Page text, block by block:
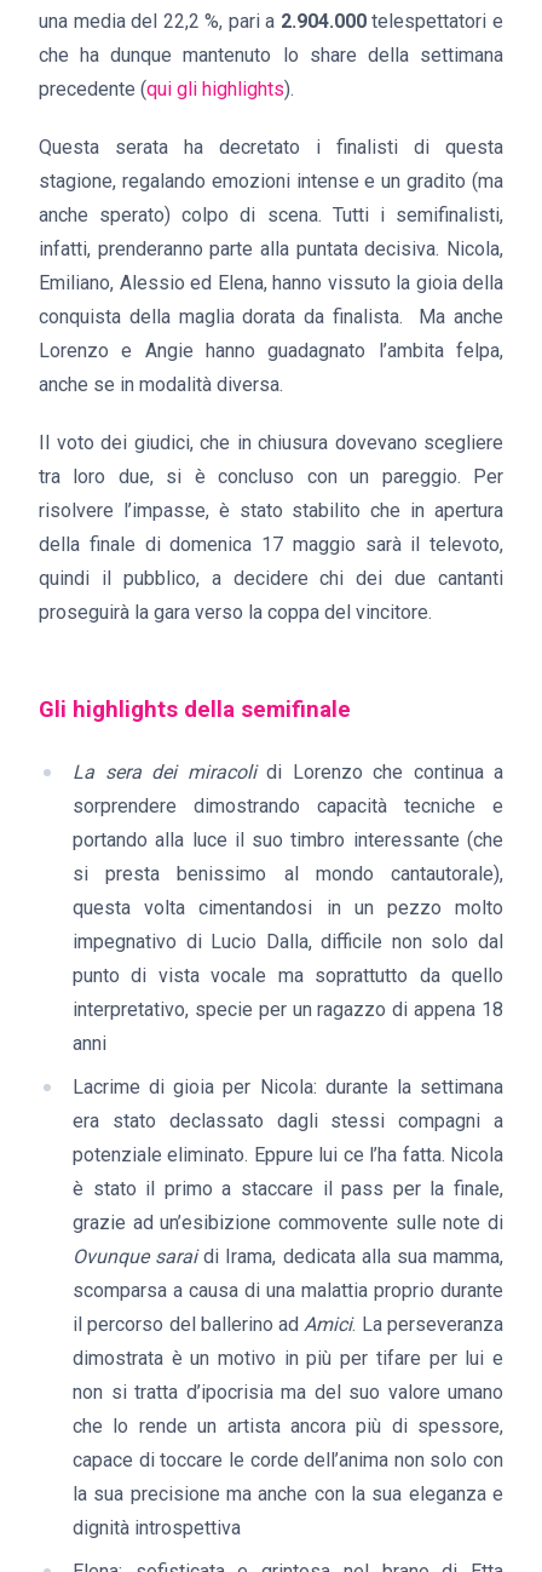
una media del 22,2 %, pari a 2.904.000telespettatori e
che ha dunque mantenuto lo share della settimana
precedente (qui gli highlights).
Questa serata ha decretato i finalisti di questa
stagione, regalando emozioni intense e un gradito (ma
anche sperato) colpo di scena. Tutti i semifinalisti,
infatti, prenderanno parte alla puntata decisiva. Nicola,
Emiliano, Alessio ed Elena, hanno vissuto la gioia della
conquista della maglia dorata da finalista. Ma anche
Lorenzo e Angie hanno guadagnato l’ambita felpa,
anche se in modalità diversa.
Il voto dei giudici, che in chiusura dovevano scegliere
tra loro due, si è concluso con un pareggio. Per
risolvere l’impasse, è stato stabilito che in apertura
della finale di domenica 17 maggio sarà il televoto,
quindi il pubblico, a decidere chi dei due cantanti
proseguirà la gara verso la coppa del vincitore.
Gli highlights della semifinale
La sera dei miracolidi Lorenzo che continua a
sorprendere dimostrando capacità tecniche e
portando alla luce il suo timbro interessante (che
si presta benissimo al mondo cantautorale),
questa volta cimentandosi in un pezzo molto
impegnativo di Lucio Dalla, difficile non solo dal
punto di vista vocale ma soprattutto da quello
interpretativo, specie per un ragazzo di appena 18
anni
Lacrime di gioia per Nicola: durante la settimana
era stato declassato dagli stessi compagni a
potenziale eliminato. Eppure lui ce l’ha fatta. Nicola
è stato il primo a staccare il pass per la finale,
grazie ad un’esibizione commovente sulle note di
Ovunque saraidi Irama, dedicata alla sua mamma,
scomparsa a causa di una malattia proprio durante
il percorso del ballerino adAmici. La perseveranza
dimostrata è un motivo in più per tifare per lui e
non si tratta d’ipocrisia ma del suo valore umano
che lo rende un artista ancora più di spessore,
capace di toccare le corde dell’anima non solo con
la sua precisione ma anche con la sua eleganza e
dignità introspettiva